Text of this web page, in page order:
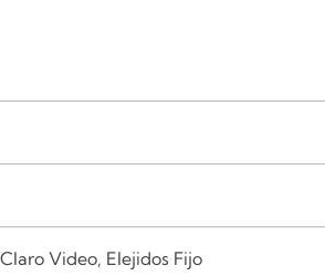
Video, Elejidos Fijo